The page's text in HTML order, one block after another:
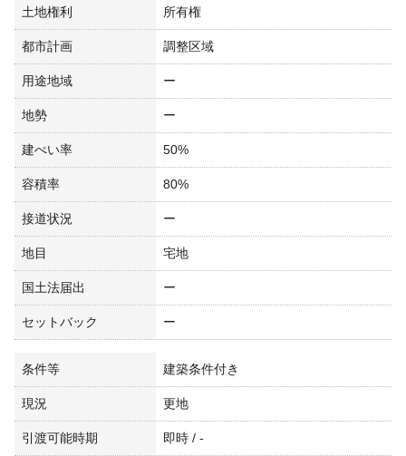
土地権利 所有権
都市計画 調整区域
用途地域 ー
地勢 ー
建ぺい率 50%
容積率 80%
接道状況 ー
地目 宅地
国土法届出 ー
セットバック ー
条件等 建築条件付き
現況 更地
引渡可能時期 即時 / -